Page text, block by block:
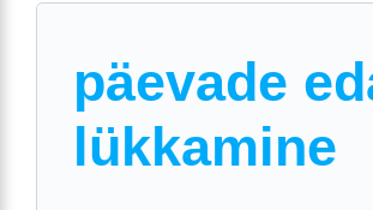
päevade
lükkamine